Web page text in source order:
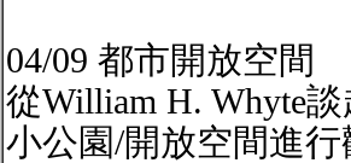
04/09 都市開放空間
從William H. Whyte
小公園/開放空間進